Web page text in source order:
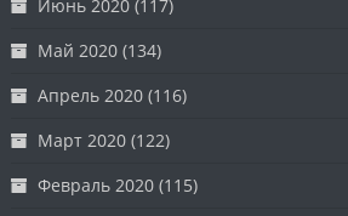
Июнь 2020 (117)
Май 2020 (134)
Апрель 2020 (116)
Март 2020 (122)
Февраль 2020 (115)